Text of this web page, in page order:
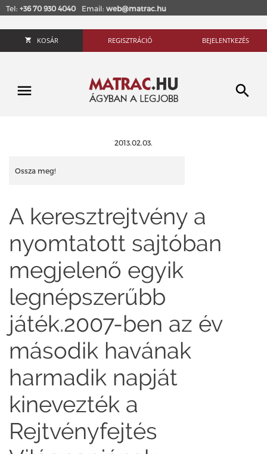
Tel: +36 70 930 4040 Email: web@matrac.hu
KOSÁR REGISZTRÁCIÓ BEJELENTKEZÉS
2013.02.03.
Ossza meg!
A keresztrejtvény a
nyomtatott sajtóban
megjelenő egyik
legnépszerűbb
játék.2007-ben az év
második havának
harmadik napját
kinevezték a
Rejtvényfejtés